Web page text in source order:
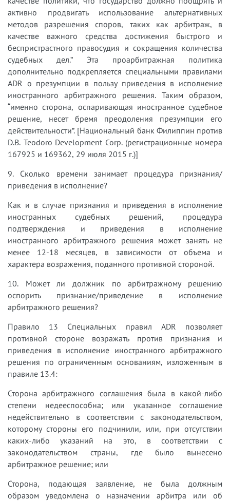
активно продвигать использование альтернативных
методов разрешения споров, таких как арбитраж, в
качестве важного средства достижения быстрого и
беспристрастного правосудия и сокращения количества
судебных дел.” Эта проарбитражная политика
дополнительно подкрепляется специальными правилами
ADR о презумпции в пользу приведения в исполнение
иностранного арбитражного решения. Таким образом,
“именно сторона, оспаривающая иностранное судебное
решение, несет бремя преодоления презумпции его
действительности”. [Национальный банк Филиппин против
D.B. Teodoro Development Corp. (регистрационные номера
167925 и 169362, 29 июля 2015 г.)]
9. Сколько времени занимает процедура признания/
приведения в исполнение?
Как и в случае признания и приведения в исполнение
иностранных судебных решений, процедура
подтверждения и приведения в исполнение
иностранного арбитражного решения может занять не
менее 12-18 месяцев, в зависимости от объема и
характера возражения, поданного противной стороной.
10. Может ли должник по арбитражному решению
оспорить признание/приведение в исполнение
арбитражного решения?
Правило 13 Специальных правил ADR позволяет
противной стороне возражать против признания и
приведения в исполнение иностранного арбитражного
решения по ограниченным основаниям, изложенным в
правиле 13.4:
Сторона арбитражного соглашения была в какой-либо
степени недееспособна; или указанное соглашение
недействительно в соответствии с законодательством,
которому стороны его подчинили, или, при отсутствии
каких-либо указаний на это, в соответствии с
законодательством страны, где было вынесено
арбитражное решение; или
Сторона, подающая заявление, не была должным
образом уведомлена о назначении арбитра или об